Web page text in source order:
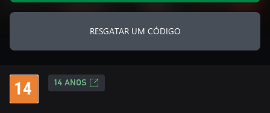
RESGATAR UM CÓDIGO
14 ANOS